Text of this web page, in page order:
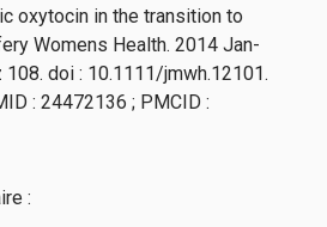
oxytocin in the transition to
Womens Health. 2014 Jan-
108. doi : 10.1111/jmwh.12101.
: 24472136 ; PMCID :
: